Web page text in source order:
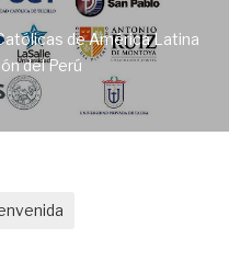
de América Latina
del Perú